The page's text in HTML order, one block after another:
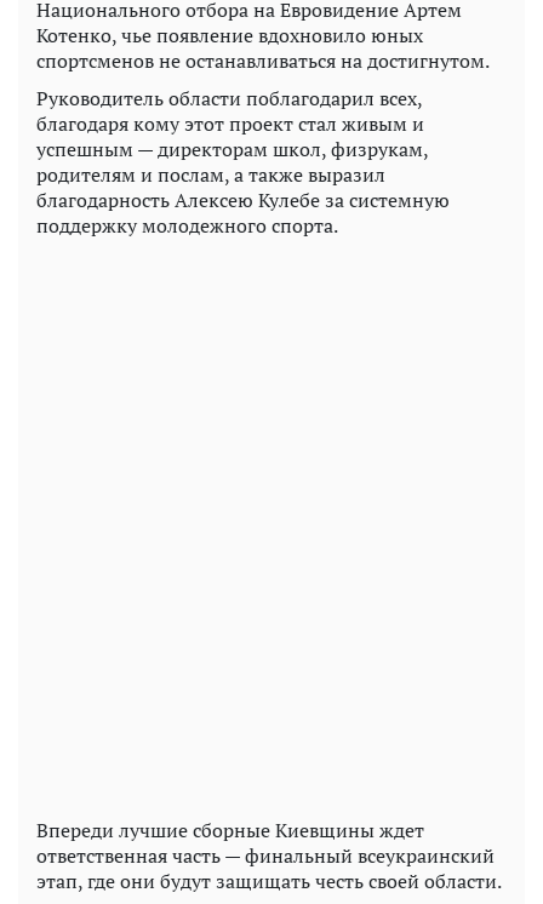
Национального отбора на Евровидение Артем
Котенко, чье появление вдохновило юных
спортсменов не останавливаться на достигнутом.
Руководитель области поблагодарил всех,
благодаря кому этот проект стал живым и
успешным — директорам школ, физрукам,
родителям и послам, а также выразил
благодарность Алексею Кулебе за системную
поддержку молодежного спорта.
Впереди лучшие сборные Киевщины ждет
ответственная часть — финальный всеукраинский
этап, где они будут защищать честь своей области.